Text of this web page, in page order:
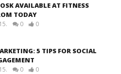
AVAILABLE AT FITNESS
TODAY
0 0
5 TIPS FOR SOCIAL
0 0